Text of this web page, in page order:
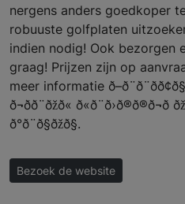
nergens anders goedkoper
robuuste golfplaten
indien nodig! Ook bezorgen
graag! Prijzen zijn op
meer informatie
ð¬ð­ð¨ðžð« ð«ð¨ð›ð®ð®ð¬ð­
ð°ð¨ð§ðžð§.
Bezoek de website